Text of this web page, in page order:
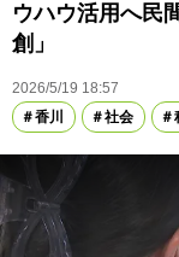
ウハウ活用へ民
創」
2026/5/19 18:57
香川
社会